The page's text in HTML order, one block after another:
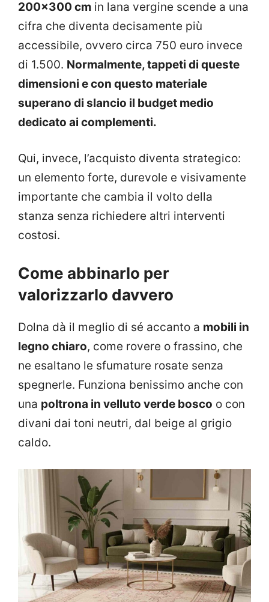
200×300 cm in lana vergine scende a una
cifra che diventa decisamente più
accessibile, ovvero circa 750 euro invece
di 1.500. Normalmente, tappeti di queste
dimensioni e con questo materiale
superano di slancio il budget medio
dedicato ai complementi.
Qui, invece, l’acquisto diventa strategico:
un elemento forte, durevole e visivamente
importante che cambia il volto della
stanza senza richiedere altri interventi
costosi.
Come abbinarlo per
valorizzarlo davvero
Dolna dà il meglio di sé accanto a mobili in
legno chiaro, come rovere o frassino, che
ne esaltano le sfumature rosate senza
spegnerle. Funziona benissimo anche con
una poltrona in velluto verde bosco o con
divani dai toni neutri, dal beige al grigio
caldo.